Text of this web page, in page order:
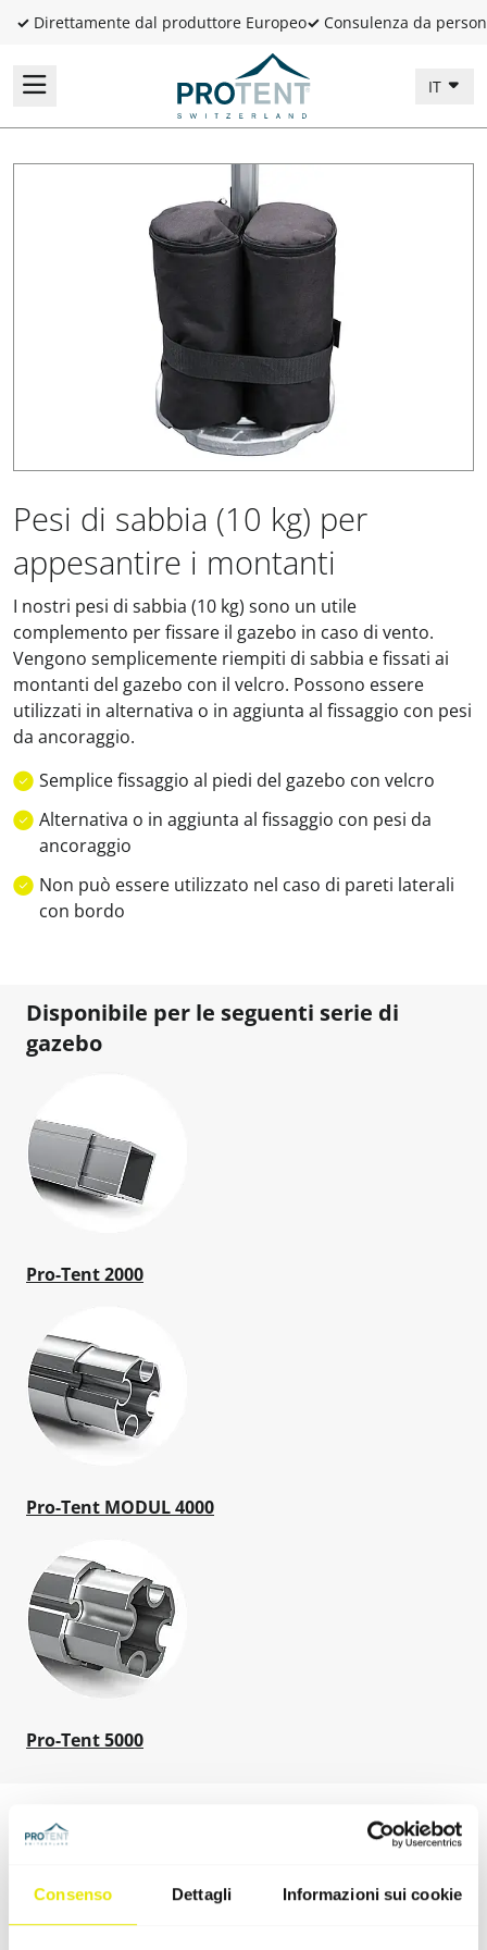
Consenso Dettagli Informazioni sui cookie
✓ Direttamente dal produttore Europeo✓ Consulenza da
IT
Pesi di sabbia (10 kg) per
appesantire i montanti
I nostri pesi di sabbia (10 kg) sono un utile
complemento per fissare il gazebo in caso di vento.
Vengono semplicemente riempiti di sabbia e fissati ai
montanti del gazebo con il velcro. Possono essere
utilizzati in alternativa o in aggiunta al fissaggio con pesi
da ancoraggio.
Semplice fissaggio al piedi del gazebo con velcro
Alternativa o in aggiunta al fissaggio con pesi da
ancoraggio
Non può essere utilizzato nel caso di pareti laterali
con bordo
Disponibile per le seguenti serie di
gazebo
Pro-Tent 2000
Pro-Tent MODUL 4000
Pro-Tent 5000